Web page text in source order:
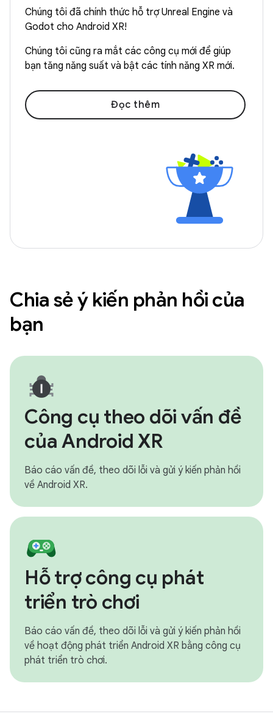
Chúng tôi đã chính thức hỗ trợ Unreal Engine và
Godot cho Android XR!
Chúng tôi cũng ra mắt các công cụ mới để giúp
bạn tăng năng suất và bật các tính năng XR mới.
Đọc thêm
Chia sẻ ý kiến phản hồi của
bạn
Công cụ theo dõi vấn đề
của Android XR
Báo cáo vấn đề, theo dõi lỗi và gửi ý kiến phản hồi
về Android XR.
Hỗ trợ công cụ phát
triển trò chơi
Báo cáo vấn đề, theo dõi lỗi và gửi ý kiến phản hồi
về hoạt động phát triển Android XR bằng công cụ
phát triển trò chơi.